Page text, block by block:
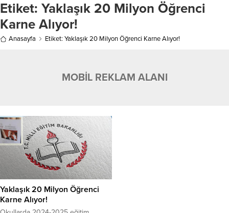
Etiket: Yaklaşık 20 Milyon Öğrenci
Karne Alıyor!
Anasayfa Etiket: Yaklaşık 20 Milyon Öğrenci Karne Alıyor!
MOBİL REKLAM ALANI
Yaklaşık 20 Milyon Öğrenci
Karne Alıyor!